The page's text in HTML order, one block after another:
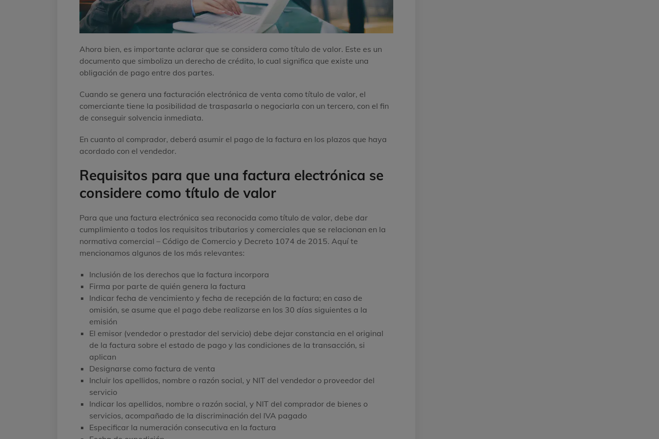
Ahora bien, es importante aclarar que se considera como título de valor. Este es un
documento que simboliza un derecho de crédito, lo cual significa que existe una
obligación de pago entre dos partes.
Cuando se genera una facturación electrónica de venta como título de valor, el
comerciante tiene la posibilidad de traspasarla o negociarla con un tercero, con el fin
de conseguir solvencia inmediata.
En cuanto al comprador, deberá asumir el pago de la factura en los plazos que haya
acordado con el vendedor.
Requisitos para que una factura electrónica se
considere como título de valor
Para que una factura electrónica sea reconocida como título de valor, debe dar
cumplimiento a todos los requisitos tributarios y comerciales que se relacionan en la
normativa comercial – Código de Comercio y Decreto 1074 de 2015. Aquí te
mencionamos algunos de los más relevantes:
Inclusión de los derechos que la factura incorpora
Firma por parte de quién genera la factura
Indicar fecha de vencimiento y fecha de recepción de la factura; en caso de
omisión, se asume que el pago debe realizarse en los 30 días siguientes a la
emisión
El emisor (vendedor o prestador del servicio) debe dejar constancia en el original
de la factura sobre el estado de pago y las condiciones de la transacción, si
aplican
Designarse como factura de venta
Incluir los apellidos, nombre o razón social, y NIT del vendedor o proveedor del
servicio
Indicar los apellidos, nombre o razón social, y NIT del comprador de bienes o
servicios, acompañado de la discriminación del IVA pagado
Especificar la numeración consecutiva en la factura